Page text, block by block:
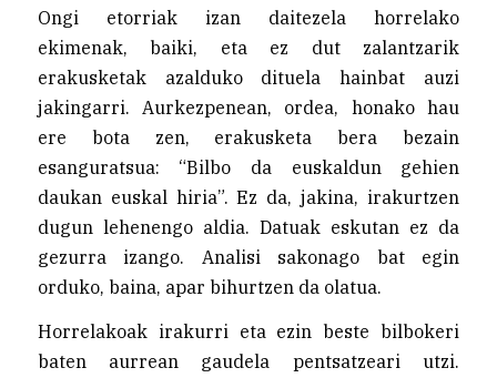
Ongi etorriak izan daitezela horrelako
ekimenak, baiki, eta ez dut zalantzarik
erakusketak azalduko dituela hainbat auzi
jakingarri. Aurkezpenean, ordea, honako hau
ere bota zen, erakusketa bera bezain
esanguratsua: “Bilbo da euskaldun gehien
daukan euskal hiria”. Ez da, jakina, irakurtzen
dugun lehenengo aldia. Datuak eskutan ez da
gezurra izango. Analisi sakonago bat egin
orduko, baina, apar bihurtzen da olatua.
Horrelakoak irakurri eta ezin beste bilbokeri
baten aurrean gaudela pentsatzeari utzi.